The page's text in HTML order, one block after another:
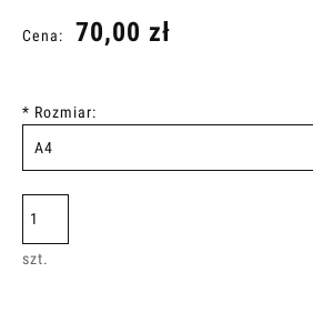
Cena: 70,00 zł
* Rozmiar:
szt.